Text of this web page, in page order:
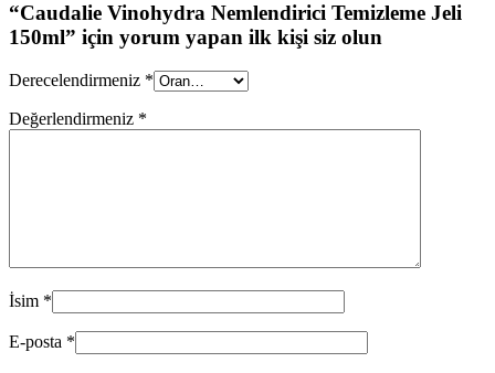
“Caudalie Vinohydra Nemlendirici Temizleme Jeli
150ml” için yorum yapan ilk kişi siz olun
Derecelendirmeniz *
Değerlendirmeniz *
İsim *
E-posta *